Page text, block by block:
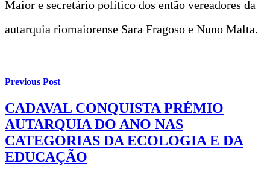
Maior e secretário político dos então vereadores da
autarquia riomaiorense Sara Fragoso e Nuno Malta.
Previous Post
CADAVAL CONQUISTA PRÉMIO
AUTARQUIA DO ANO NAS
CATEGORIAS DA ECOLOGIA E DA
EDUCAÇÃO